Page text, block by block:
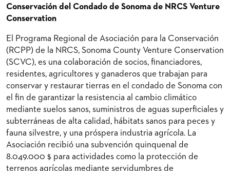
Conservación del Condado de Sonoma de NRCS Venture
Conservation
El Programa Regional de Asociación para la Conservación
(RCPP) de la NRCS, Sonoma County Venture Conservation
(SCVC), es una colaboración de socios, financiadores,
residentes, agricultores y ganaderos que trabajan para
conservar y restaurar tierras en el condado de Sonoma con
el fin de garantizar la resistencia al cambio climático
mediante suelos sanos, suministros de aguas superficiales y
subterráneas de alta calidad, hábitats sanos para peces y
fauna silvestre, y una próspera industria agrícola. La
Asociación recibió una subvención quinquenal de
8.049.000 $ para actividades como la protección de
terrenos agrícolas mediante servidumbres de